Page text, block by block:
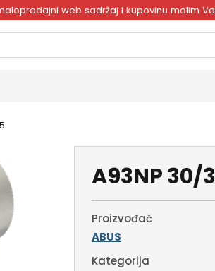
web sadržaj i kupovinu molim
A93NP 30/
Proizvođač
ABUS
Kategorija